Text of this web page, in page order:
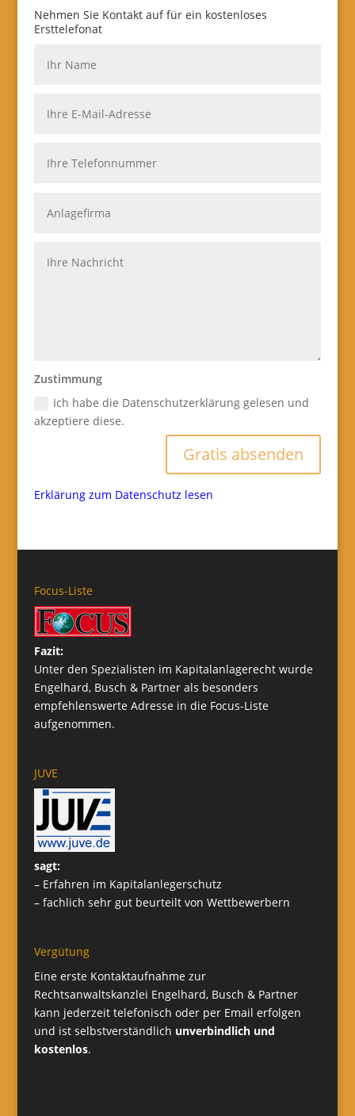
Nehmen Sie Kontakt auf für ein kostenloses
Ersttelefonat
Zustimmung
Ich habe die Datenschutzerklärung gelesen und
akzeptiere diese.
Gratis absenden
Erklärung zum Datenschutz lesen
Focus-Liste
Fazit:
Unter den Spezialisten im Kapitalanlagerecht wurde
Engelhard, Busch & Partner als besonders
empfehlenswerte Adresse in die Focus-Liste
aufgenommen.
JUVE
sagt:
– Erfahren im Kapitalanlegerschutz
– fachlich sehr gut beurteilt von Wettbewerbern
Vergütung
Eine erste Kontaktaufnahme zur
Rechtsanwaltskanzlei Engelhard, Busch & Partner
kann jederzeit telefonisch oder per Email erfolgen
und ist selbstverständlich unverbindlich und
kostenlos.